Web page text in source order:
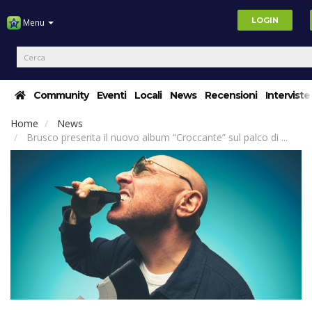
Menu LOGIN
Community Eventi Locali News Recensioni Interviste
Home
News
Brusco presenta il nuovo album “Croccante” sul palco di ...